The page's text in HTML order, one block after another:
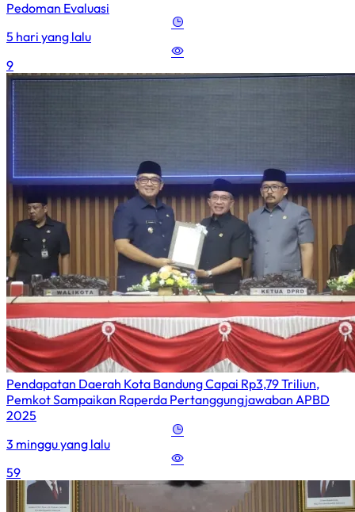
Pedoman Evaluasi
5 hari yang lalu
9
Pendapatan Daerah Kota Bandung Capai Rp3,79 Triliun,
Pemkot Sampaikan Raperda Pertanggungjawaban APBD
2025
3 minggu yang lalu
59